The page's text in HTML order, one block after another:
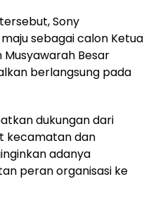
Sony
sebagai calon Ketua
Musyawarah Besar
berlangsung pada
dukungan dari
kecamatan dan
adanya
peran organisasi ke